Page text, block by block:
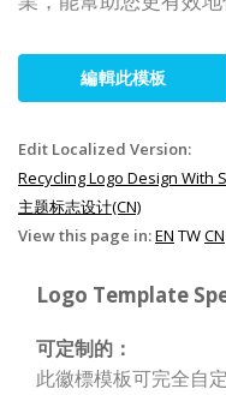
編輯此模板
Edit Localized Version:
Recycling Logo Design With
主题标志设计(CN)
View this page in:EN TWCN
Logo Template
可定制的：
此徽標模板可完全自